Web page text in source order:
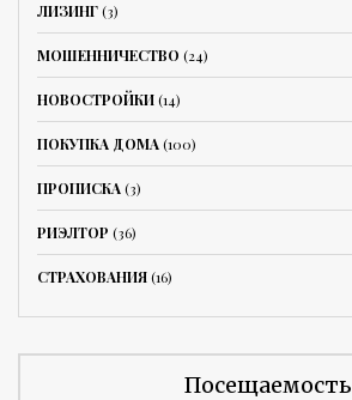
ЛИЗИНГ(3)
МОШЕННИЧЕСТВО (24)
НОВОСТРОЙКИ(14)
ПОКУПКА ДОМА(100)
ПРОПИСКА(3)
РИЭЛТОР (36)
СТРАХОВАНИЯ(16)
Посещаемость